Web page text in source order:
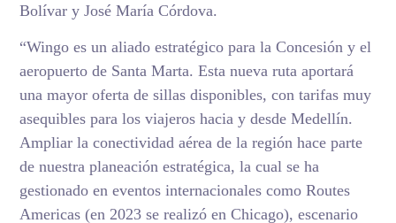
Bolívar y José María Córdova.
“Wingo es un aliado estratégico para la Concesión y el
aeropuerto de Santa Marta. Esta nueva ruta aportará
una mayor oferta de sillas disponibles, con tarifas muy
asequibles para los viajeros hacia y desde Medellín.
Ampliar la conectividad aérea de la región hace parte
de nuestra planeación estratégica, la cual se ha
gestionado en eventos internacionales como Routes
Americas (en 2023 se realizó en Chicago), escenario